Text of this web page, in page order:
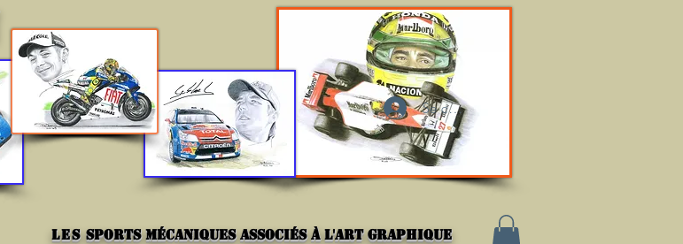
Se connecter
lessports mécaniques associés à l'art graphique